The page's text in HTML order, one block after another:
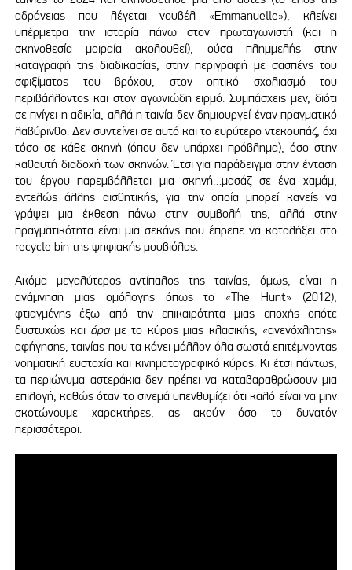
αδράνειας που λέγεται νουβέλ «Emmanuelle»), κλείνει
υπέρμετρα την ιστορία πάνω στον πρωταγωνιστή (και η
σκηνοθεσία μοιραία ακολουθεί), ούσα πλημμελής στην
καταγραφή της διαδικασίας, στην περιγραφή με σασπένς του
σφιξίματος του βρόχου, στον οπτικό σχολιασμό του
περιβάλλοντος και στον αγωνιώδη ειρμό. Συμπάσχεις μεν, διότι
σε πνίγει η αδικία, αλλά η ταινία δεν δημιουργεί έναν πραγματικό
λαβύρινθο. Δεν συντείνει σε αυτό και το ευρύτερο ντεκουπάζ, όχι
τόσο σε κάθε σκηνή (όπου δεν υπάρχει πρόβλημα), όσο στην
καθαυτή διαδοχή των σκηνών. Έτσι για παράδειγμα στην ένταση
του έργου παρεμβάλλεται μια σκηνή…μασάζ σε ένα χαμάμ,
εντελώς άλλης αισθητικής, για την οποία μπορεί κανείς να
γράψει μια έκθεση πάνω στην συμβολή της, αλλά στην
πραγματικότητα είναι μια σεκάνς που έπρεπε να καταλήξει στο
recycle bin της ψηφιακής μουβιόλας.
Ακόμα μεγαλύτερος αντίπαλος της ταινίας, όμως, είναι η
ανάμνηση μιας ομόλογης όπως το «The Hunt» (2012),
φτιαγμένης έξω από την επικαιρότητα μιας εποχής οπότε
δυστυχώς και άραμε το κύρος μιας κλασικής, «ανενόχλητης»
αφήγησης, ταινίας που τα κάνει μάλλον όλα σωστά επιτέμνοντας
νοηματική ευστοχία και κινηματογραφικό κύρος. Κι έτσι πάντως,
τα περιώνυμα αστεράκια δεν πρέπει να καταβαραθρώσουν μια
επιλογή, καθώς όταν το σινεμά υπενθυμίζει ότι καλό είναι να μην
σκοτώνουμε χαρακτήρες, ας ακούν όσο το δυνατόν
περισσότεροι.